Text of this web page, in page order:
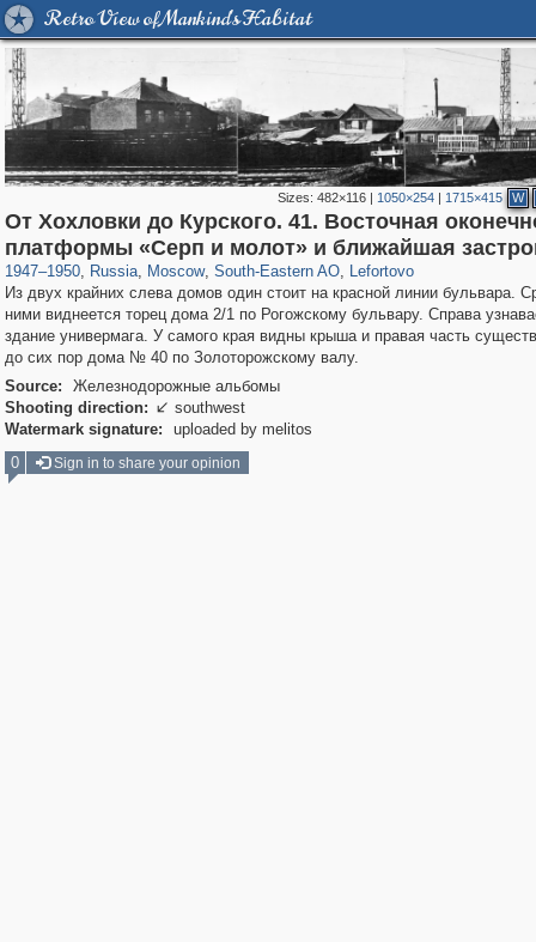
Retro View of Mankind's Habitat
Sizes:482×116 | 1050×254 | 1715×415 W
От Хохловки до Курского. 41. Восточная
платформы «Серп и молот» и ближайшая
1947–1950, Russia
1,405,939 29,243
, Moscow
319,716 8,286
, South-Eastern AO
11,379 197
, Lefortovo
2,931 80
Из двух крайних слева домов один стоит на красной линии бульвара.
ними виднеется торец дома 2/1 по Рогожскому бульвару. Справа
здание универмага. У самого края видны крыша и правая часть
до сих пор дома № 40 по Золоторожскому валу.
Source:
Железнодорожные альбомы
Shooting direction:  southwest
Watermark signature:
uploaded by melitos
0
Sign in to share your opinion